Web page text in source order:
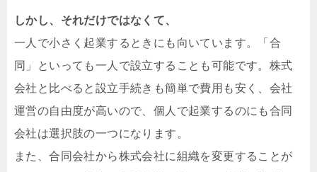
しかし、それだけではなくて、
一人で小さく起業するときにも向いています。「合
同」といっても一人で設立することも可能です。株式
会社と比べると設立手続きも簡単で費用も安く、会社
運営の自由度が高いので、個人で起業するのにも合同
会社は選択肢の一つになります。
また、合同会社から株式会社に組織を変更することが